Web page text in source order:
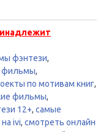
фэнтези,
фильмы,
по мотивам книг,
фильмы,
12+, самые
ivi, смотреть онлайн